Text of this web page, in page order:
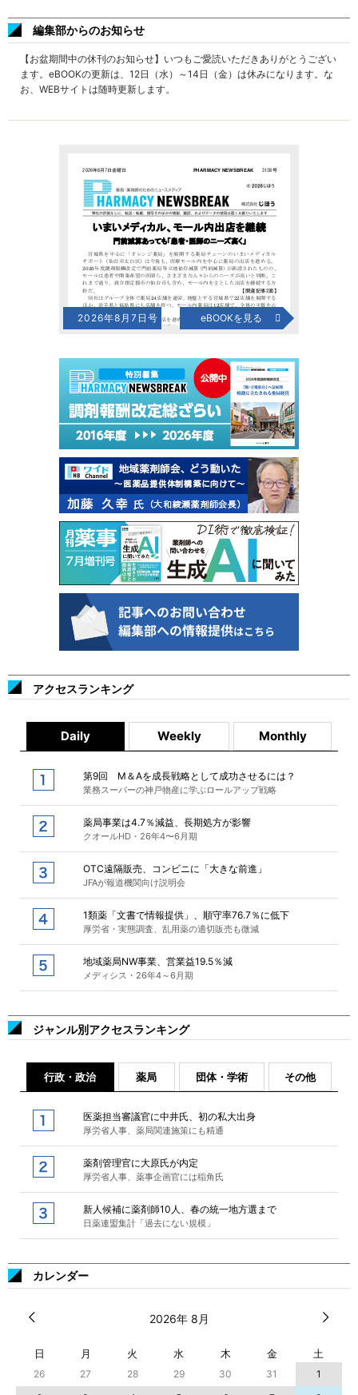
編集部からのお知らせ
【お盆期間中の休刊のお知らせ】いつもご愛読いただきありがとうござい
ます。eBOOKの更新は、12日（水）～14日（金）は休みになります。な
お、WEBサイトは随時更新します。
2026年8月7日号 eBOOKを見る
アクセスランキング
Daily Weekly Monthly
第9回 M＆Aを成長戦略として成功させるには？
業務スーパーの神戸物産に学ぶロールアップ戦略
薬局事業は4.7％減益、長期処方が影響
クオールHD・26年4〜6月期
OTC遠隔販売、コンビニに「大きな前進」
JFAが報道機関向け説明会
1類薬「文書で情報提供」、順守率76.7％に低下
厚労省・実態調査、乱用薬の適切販売も微減
地域薬局NW事業、営業益19.5％減
メディシス・26年4～6月期
ジャンル別アクセスランキング
行政・政治 薬局 団体・学術 その他
医薬担当審議官に中井氏、初の私大出身
厚労省人事、薬局関連施策にも精通
薬剤管理官に大原氏が内定
厚労省人事、薬事企画官には稲角氏
新人候補に薬剤師10人、春の統一地方選まで
日薬連盟集計「過去にない規模」
カレンダー
2026年 8月
日 月 火 水 木 金 土
26 27 28 29 30 31
1